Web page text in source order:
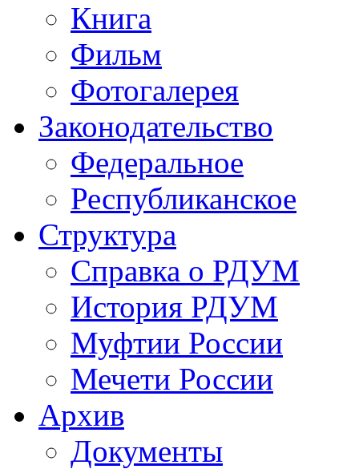
Книга
Фильм
Фотогалерея
Законодательство
Федеральное
Республиканское
Структура
Справка о РДУМ
История РДУМ
Муфтии России
Мечети России
Архив
Документы